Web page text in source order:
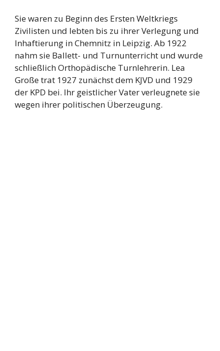
Sie waren zu Beginn des Ersten Weltkriegs
Zivilisten und lebten bis zu ihrer Verlegung und
Inhaftierung in Chemnitz in Leipzig. Ab 1922
nahm sie Ballett- und Turnunterricht und wurde
schließlich Orthopädische Turnlehrerin. Lea
Große trat 1927 zunächst dem KJVD und 1929
der KPD bei. Ihr geistlicher Vater verleugnete sie
wegen ihrer politischen Überzeugung.